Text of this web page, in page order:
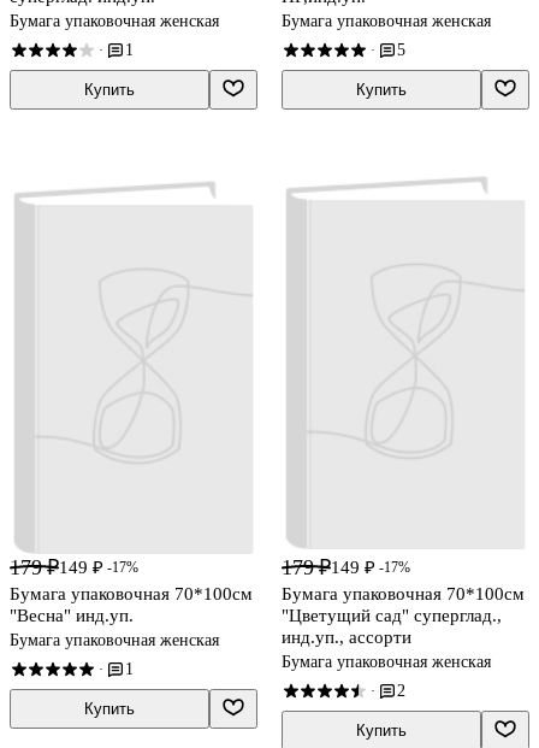
Бумага упаковочная женская
· 1
Купить
Бумага упаковочная женская
· 5
Купить
179 ₽149 ₽ -17%
Бумага упаковочная 70*100см
"Весна" инд.уп.
Бумага упаковочная женская
· 1
Купить
179 ₽149 ₽ -17%
Бумага упаковочная 70*100см
"Цветущий сад" суперглад.,
инд.уп., ассорти
Бумага упаковочная женская
· 2
Купить